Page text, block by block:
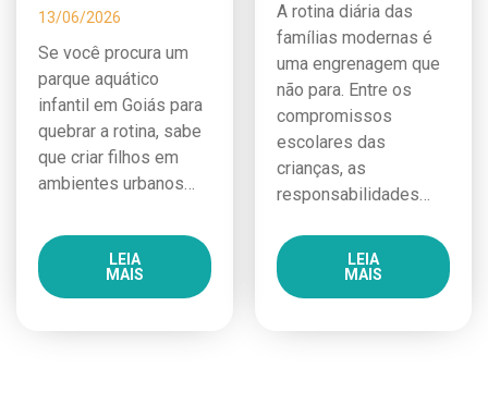
13/06/2026
Se você procura um
parque aquático
infantil em Goiás para
quebrar a rotina, sabe
que criar filhos em
ambientes urbanos…
LEIA
MAIS
A rotina diária das
famílias modernas é
uma engrenagem que
não para. Entre os
compromissos
escolares das
crianças, as
responsabilidades…
LEIA
MAIS